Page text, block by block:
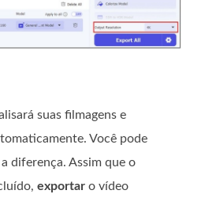
suas filmagens e
Você pode
a diferença. Assim que o
exportar o vídeo